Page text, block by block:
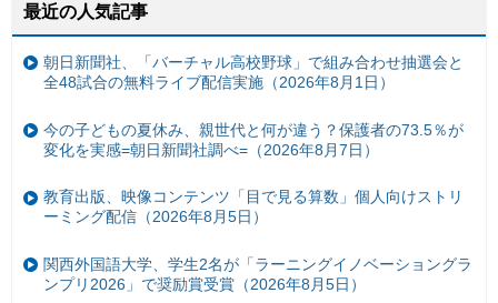
最近の人気記事
朝日新聞社、「バーチャル高校野球」で組み合わせ抽選会と
全48試合の無料ライブ配信実施（2026年8月1日）
今の子どもの夏休み、親世代と何が違う？保護者の73.5％が
変化を実感=朝日新聞社調べ=（2026年8月7日）
教育出版、映像コンテンツ「目で見る算数」個人向けストリ
ーミング配信（2026年8月5日）
関西外国語大学、学生2名が「ラーニングイノベーショングラ
ンプリ2026」で奨励賞受賞（2026年8月5日）